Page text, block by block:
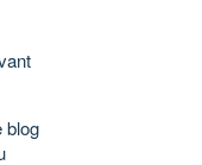
blog